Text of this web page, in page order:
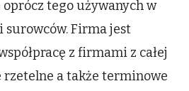
tego używanych w
Firma jest
z firmami z całej
rzetelne a także terminowe